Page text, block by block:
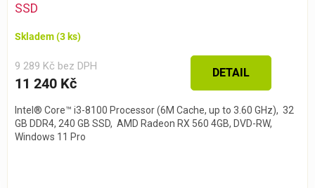
SSD
Skladem(3 ks)
9 289 Kč bez DPH
11 240 Kč
DETAIL
Intel® Core™ i3-8100 Processor (6M Cache, up to 3.60 GHz), 32
GB DDR4, 240 GB SSD, AMD Radeon RX 560 4GB, DVD-RW,
Windows 11 Pro